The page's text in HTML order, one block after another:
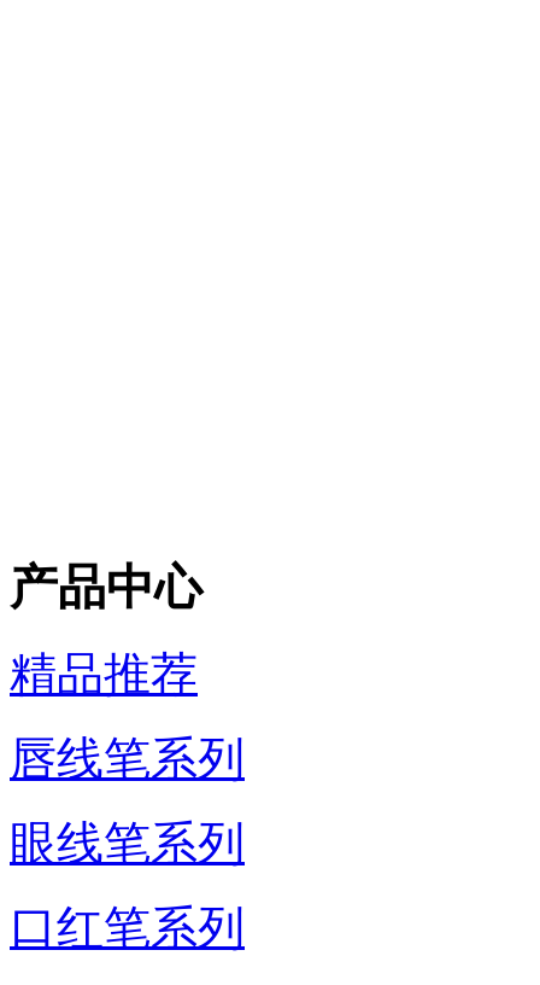
产品中心
精品推荐
唇线笔系列
眼线笔系列
口红笔系列